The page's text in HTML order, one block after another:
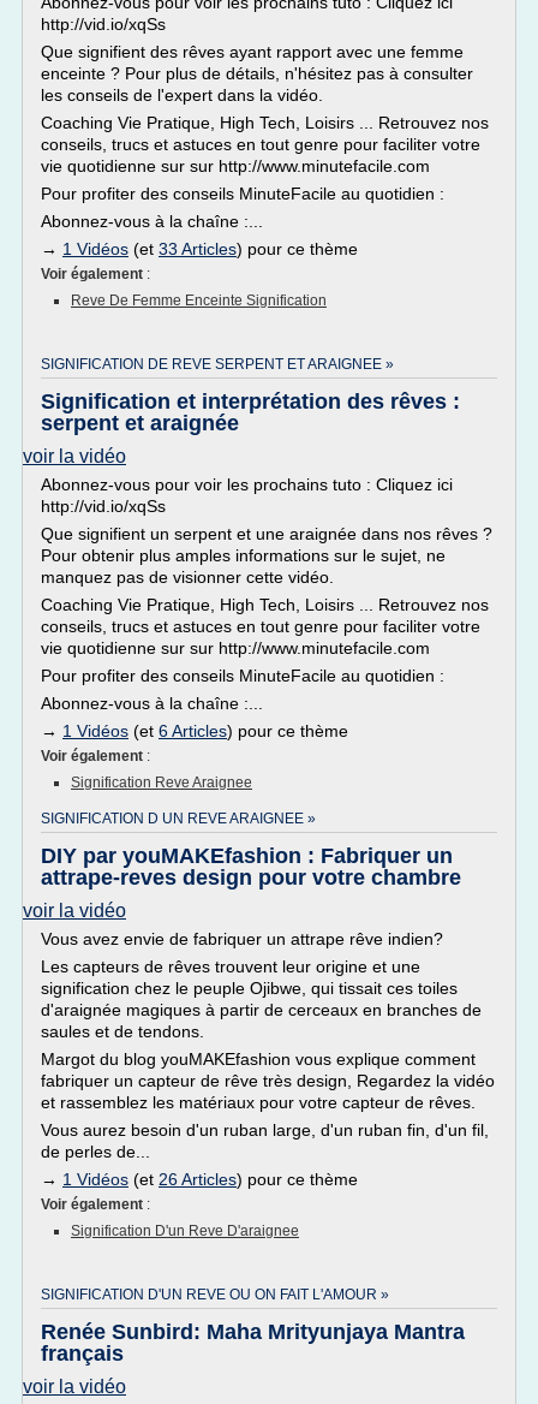
http://vid.io/xqSs
Que signifient des rêves ayant rapport avec une femme
enceinte ? Pour plus de détails, n'hésitez pas à consulter
les conseils de l'expert dans la vidéo.
Coaching Vie Pratique, High Tech, Loisirs ... Retrouvez nos
conseils, trucs et astuces en tout genre pour faciliter votre
vie quotidienne sur sur http://www.minutefacile.com
Pour profiter des conseils MinuteFacile au quotidien :
Abonnez-vous à la chaîne :...
→ 1 Vidéos (et 33 Articles) pour ce thème
Voir également :
Reve De Femme Enceinte Signification
SIGNIFICATION DE REVE SERPENT ET ARAIGNEE »
Signification et interprétation des rêves :
serpent et araignée
voir la vidéo
Abonnez-vous pour voir les prochains tuto : Cliquez ici
http://vid.io/xqSs
Que signifient un serpent et une araignée dans nos rêves ?
Pour obtenir plus amples informations sur le sujet, ne
manquez pas de visionner cette vidéo.
Coaching Vie Pratique, High Tech, Loisirs ... Retrouvez nos
conseils, trucs et astuces en tout genre pour faciliter votre
vie quotidienne sur sur http://www.minutefacile.com
Pour profiter des conseils MinuteFacile au quotidien :
Abonnez-vous à la chaîne :...
→ 1 Vidéos (et 6 Articles) pour ce thème
Voir également :
Signification Reve Araignee
SIGNIFICATION D UN REVE ARAIGNEE »
DIY par youMAKEfashion : Fabriquer un
attrape-reves design pour votre chambre
voir la vidéo
Vous avez envie de fabriquer un attrape rêve indien?
Les capteurs de rêves trouvent leur origine et une
signification chez le peuple Ojibwe, qui tissait ces toiles
d'araignée magiques à partir de cerceaux en branches de
saules et de tendons.
Margot du blog youMAKEfashion vous explique comment
fabriquer un capteur de rêve très design, Regardez la vidéo
et rassemblez les matériaux pour votre capteur de rêves.
Vous aurez besoin d'un ruban large, d'un ruban fin, d'un fil,
de perles de...
→ 1 Vidéos (et 26 Articles) pour ce thème
Voir également :
Signification D'un Reve D'araignee
SIGNIFICATION D'UN REVE OU ON FAIT L'AMOUR »
Renée Sunbird: Maha Mrityunjaya Mantra
français
voir la vidéo